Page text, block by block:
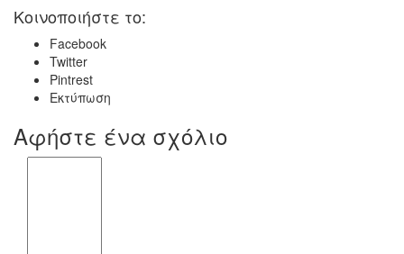
Κοινοποιήστε το:
Facebook
Twitter
Pintrest
Εκτύπωση
Αφήστε ένα σχόλιο